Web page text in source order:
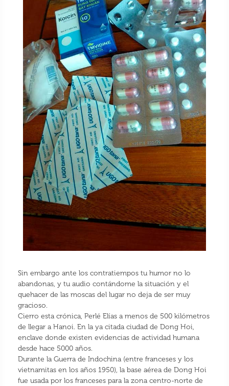
Sin embargo ante los contratiempos tu humor no lo
abandonas, y tu audio contándome la situación y el
quehacer de las moscas del lugar no deja de ser muy
gracioso.
Cierro esta crónica, Perlé Elías a menos de 500 kilómetros
de llegar a Hanoi. En la ya citada ciudad de Dong Hoi,
enclave donde existen evidencias de actividad humana
desde hace 5000 años.
Durante la Guerra de Indochina (entre franceses y los
vietnamitas en los años 1950), la base aérea de Dong Hoi
fue usada por los franceses para la zona centro-norte de